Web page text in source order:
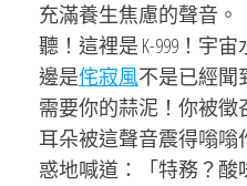
充滿養生焦慮的聲音
聽！這裡是 K-999！宇
邊是侘寂風不是已經聞
需要你的蒜泥！你被
耳朵被這聲音震得嗡
惑地喊道：「特務？